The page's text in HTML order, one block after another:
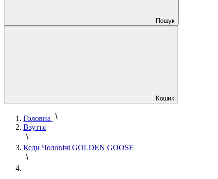
Пошук
Кошик
Головна
Взуття
Кеди Чоловічі GOLDEN GOOSE